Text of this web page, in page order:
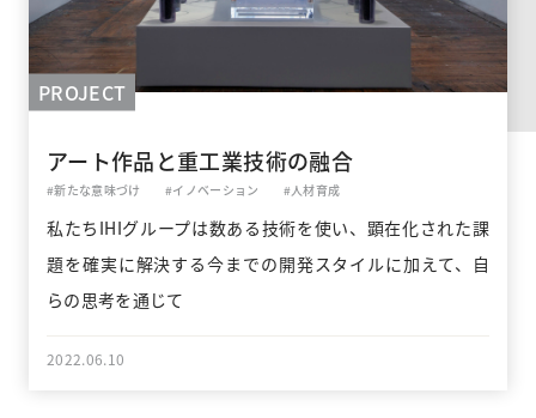
PROJECT
アート作品と重工業技術の融合
#新たな意味づけ #イノベーション #人材育成
私たちIHIグループは数ある技術を使い、顕在化された課
題を確実に解決する今までの開発スタイルに加えて、自
らの思考を通じて
2022.06.10